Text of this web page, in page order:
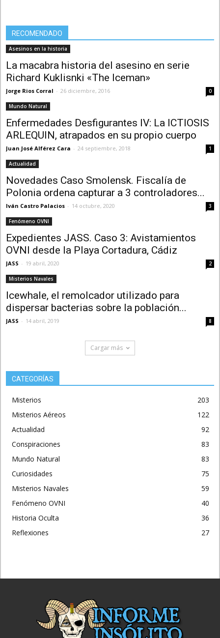
RECOMENDADO
Asesinos en la historia
La macabra historia del asesino en serie
Richard Kuklisnki «The Iceman»
Jorge Rios Corral - 26 diciembre, 2016 0
Mundo Natural
Enfermedades Desfigurantes IV: La ICTIOSIS
ARLEQUIN, atrapados en su propio cuerpo
Juan José Alférez Cara - 24 septiembre, 2018 1
Actualidad
Novedades Caso Smolensk. Fiscalía de
Polonia ordena capturar a 3 controladores...
Iván Castro Palacios - 14 octubre, 2020 3
Fenómeno OVNI
Expedientes JASS. Caso 3: Avistamientos
OVNI desde la Playa Cortadura, Cádiz
JASS - 19 abril, 2020 2
Misterios Navales
Icewhale, el remolcador utilizado para
dispersar bacterias sobre la población...
JASS - 14 abril, 2019 8
Cargar más
CATEGORÍAS
Misterios
203
Misterios Aéreos
122
Actualidad
92
Conspiraciones
83
Mundo Natural
83
Curiosidades
75
Misterios Navales
59
Fenómeno OVNI
40
Historia Oculta
36
Reflexiones
27